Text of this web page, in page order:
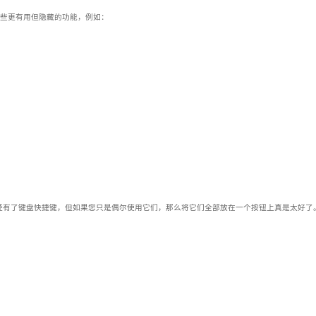
更有用但隐藏的功能，例如：
了键盘快捷键，但如果您只是偶尔使用它们，那么将它们全部放在一个按钮上真是太好了